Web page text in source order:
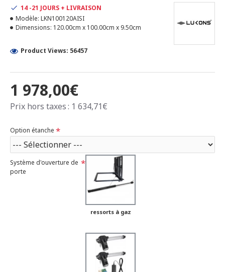
1 978,00€
Prix hors taxes : 1 634,71€
14 -21 JOURS + LIVRAISON
Modèle: LKN100120AISI
Dimensions: 120.00cm x 100.00cm x 9.50cm
Product Views: 56457
Option étanche
Système d'ouverture de
porte
ressorts à gaz